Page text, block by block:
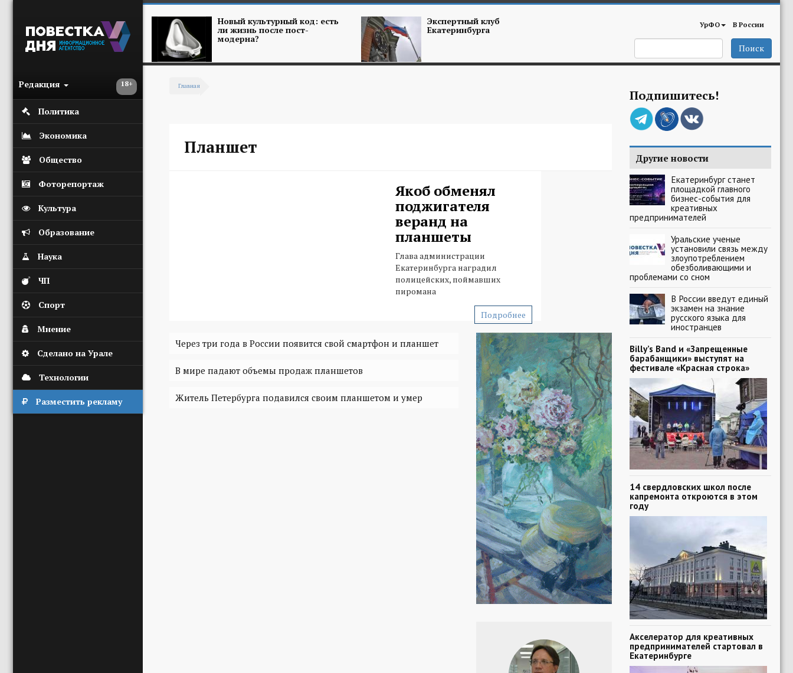
18+
Редакция
Политика
Экономика
Общество
Фоторепортаж
Культура
Образование
Наука
ЧП
Спорт
Мнение
Сделано на Урале
Технологии
Разместить рекламу
Новый культурный код: есть
ли жизнь после пост-
модерна?
Экспертный клуб
Екатеринбурга УрФО В России
Поиск
Главная
Планшет
Якоб обменял
поджигателя
веранд на
планшеты
Глава администрации
Екатеринбурга наградил
полицейских, поймавших
пиромана
Подробнее
Через три года в России появится свой смартфон и планшет
В мире падают объемы продаж планшетов
Житель Петербурга подавился своим планшетом и умер
Подпишитесь!
Другие новости
Екатеринбург станет
площадкой главного
бизнес-события для
креативных
предпринимателей
Уральские ученые
установили связь между
злоупотреблением
обезболивающими и
проблемами со сном
В России введут единый
экзамен на знание
русского языка для
иностранцев
Billy’s Band и «Запрещенные
барабанщики» выступят на
фестивале «Красная строка»
14 свердловских школ после
капремонта откроются в этом
году
Акселератор для креативных
предпринимателей стартовал в
Екатеринбурге